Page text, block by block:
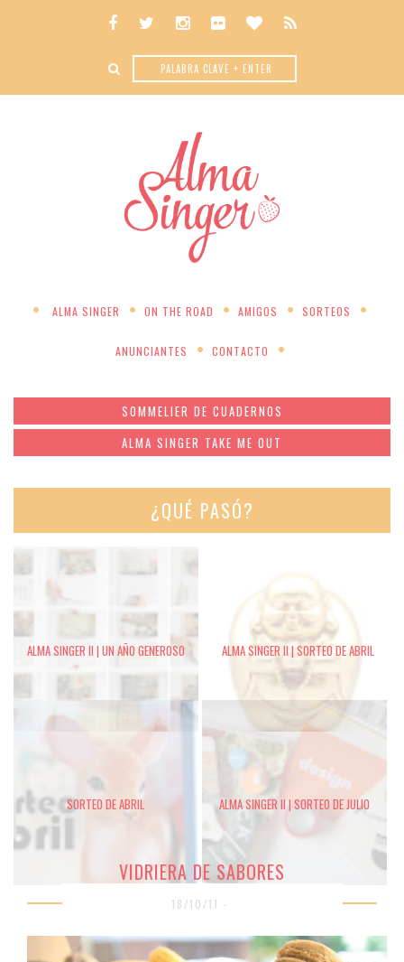
ALMA SINGER ON THE ROAD AMIGOS SORTEOS
ANUNCIANTES CONTACTO
SOMMELIER DE CUADERNOS
ALMA SINGER TAKE ME OUT
¿QUÉ PASÓ?
ALMA SINGER II | UN AÑO GENEROSO ALMA SINGER II | SORTEO DE ABRIL
SORTEO DE ABRIL ALMA SINGER II | SORTEO DE JULIO
VIDRIERA DE SABORES
18/10/11 -